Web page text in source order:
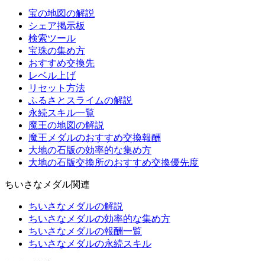
宝の地図の解説
シェア掲示板
検索ツール
宝珠の集め方
おすすめ交換先
レベル上げ
リセット方法
ふるさとスライムの解説
永続スキル一覧
魔王の地図の解説
魔王メダルのおすすめ交換報酬
大地の石版の効率的な集め方
大地の石版交換所のおすすめ交換優先度
ちいさなメダル関連
ちいさなメダルの解説
ちいさなメダルの効率的な集め方
ちいさなメダルの報酬一覧
ちいさなメダルの永続スキル